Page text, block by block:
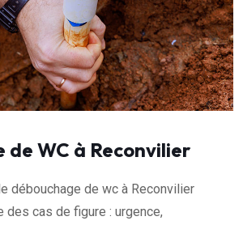
de WC à Reconvilier
débouchage de wc à Reconvilier
des cas de figure : urgence,